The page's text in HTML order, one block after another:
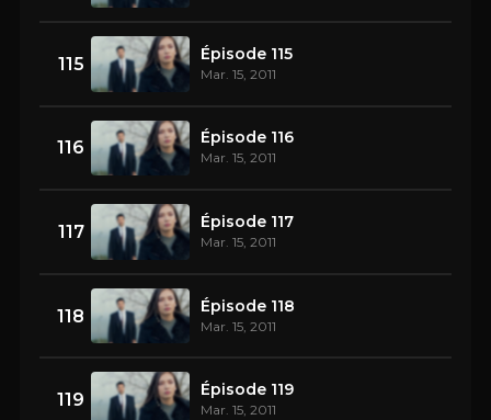
115 Épisode 115
Mar. 15, 2011
116 Épisode 116
Mar. 15, 2011
117 Épisode 117
Mar. 15, 2011
118 Épisode 118
Mar. 15, 2011
119 Épisode 119
Mar. 15, 2011